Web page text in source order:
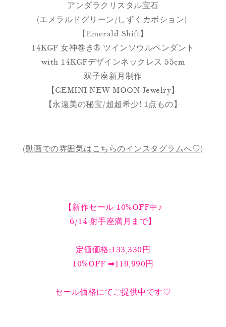
アンダラクリスタル宝石
(エメラルドグリーン/しずくカボション)
【Emerald Shift】
14KGF 女神巻き® ツインソウルペンダント
with 14KGFデザインネックレス 55cm
双子座新月制作
【GEMINI NEW MOON Jewelry】
【永遠美の秘宝/超超希少! 1点もの】
(動画での雰囲気はこちらのインスタグラムへ♡)
【新作セール 10%OFF中♪
6/14 射手座満月まで】
定価価格:133,330円
10%OFF ➡︎119,990円
セール価格にてご提供中です♡